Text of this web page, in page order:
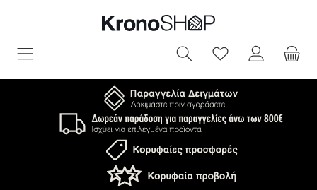
Έχετε 0